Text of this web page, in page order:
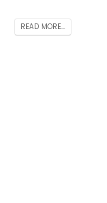
READ MORE...